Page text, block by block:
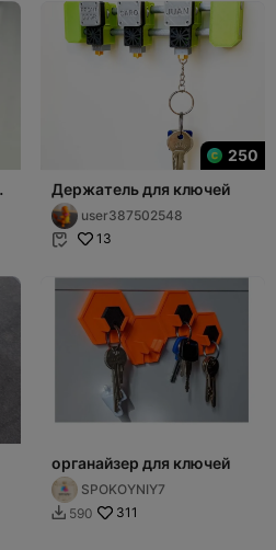
250
Держатель для ключей
user387502548
 13
органайзер для ключей
SPOKOYNIY7
 590 311